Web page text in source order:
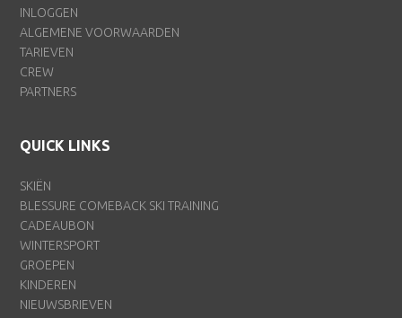
INLOGGEN
ALGEMENE VOORWAARDEN
TARIEVEN
CREW
PARTNERS
QUICK LINKS
SKIËN
BLESSURE COMEBACK SKI TRAINING
CADEAUBON
WINTERSPORT
GROEPEN
KINDEREN
NIEUWSBRIEVEN